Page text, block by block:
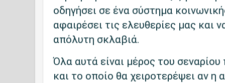
οδηγήσει σε ένα σύστημα
αφαιρέσει τις ελευθερίες μας και
απόλυτη σκλαβιά.
Όλα αυτά είναι μέρος του
και το οποίο θα χειροτερέψει αν η